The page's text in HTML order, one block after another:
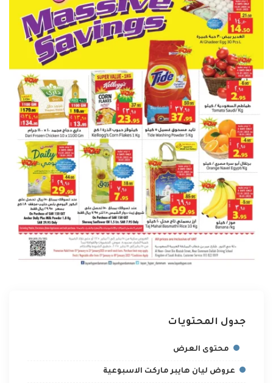
جدول المحتويات
محتوى العرض
عروض ليان هايبر ماركت الاسبوعية